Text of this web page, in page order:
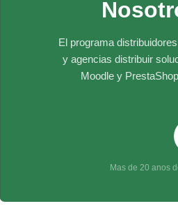
El programa
y agencias distribuir
Moodle y
Mas de 20 anos